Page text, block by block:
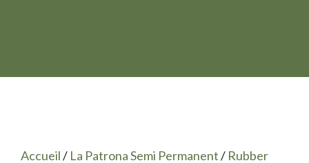
Accueil/ La Patrona Semi Permanent/ Rubber